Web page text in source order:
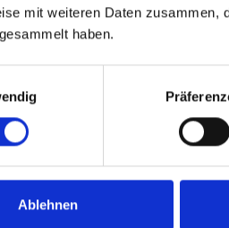
mit weiteren Daten zusammen,
haben.
Ablehnen
II 0 0 0 - 0
% M
III 0 231 679 34.0 11